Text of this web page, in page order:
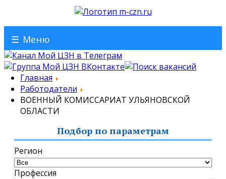
☰ Меню
Главная
Работодатели
ВОЕННЫЙ КОМИССАРИАТ УЛЬЯНОВСКОЙ
ОБЛАСТИ
Подбор по параметрам
Регион
Профессия